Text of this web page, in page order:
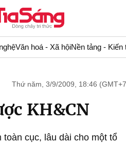
Văn hoá - Xã hộiNền tảng - Kiến
Thứ năm, 3/9/2009, 18:46
KH&CN
cục, lâu dài cho một tổ